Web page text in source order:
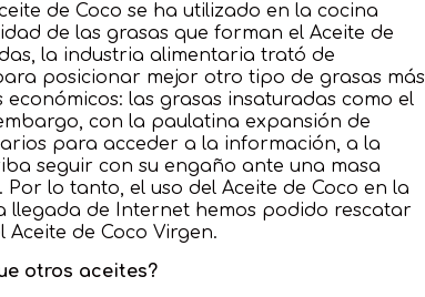
de Coco se ha utilizado en la cocina
de las grasas que forman el Aceite de
la industria alimentaria trató de
posicionar mejor otro tipo de grasas más
las grasas insaturadas como el
con la paulatina expansión de
para acceder a la información, a la
seguir con su engaño ante una masa
lo tanto, el uso del Aceite de Coco en la
llegada de Internet hemos podido rescatar
de Coco Virgen.
otros aceites?